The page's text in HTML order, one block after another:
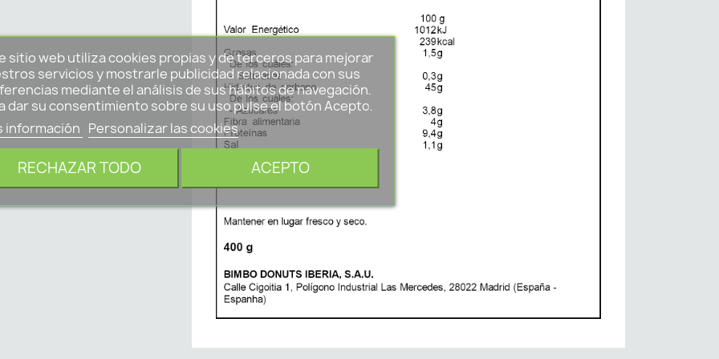
sitio web utiliza cookies propias y de terceros para mejorar
servicios y mostrarle publicidad relacionada con sus
mediante el análisis de sus hábitos de navegación.
dar su consentimiento sobre su uso pulse el botón Acepto.
información Personalizar las cookies
RECHAZAR TODO ACEPTO